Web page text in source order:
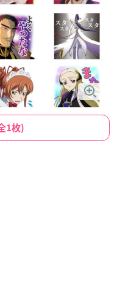
1枚)